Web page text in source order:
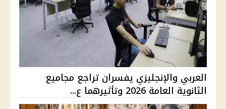
العربي والإنجليزي يفسران تراجع مجاميع
الثانوية العامة 2026 وتأثيرهما ع...